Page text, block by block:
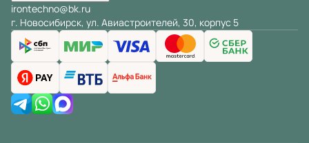
irontechno@bk.ru
г. Новосибирск, ул. Авиастроителей, 30, корпус 5